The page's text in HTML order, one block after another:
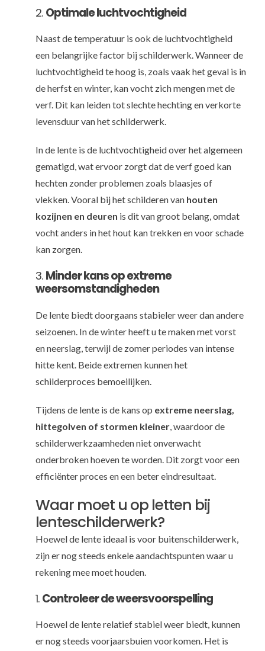
2. Optimale luchtvochtigheid
Naast de temperatuur is ook de luchtvochtigheid
een belangrijke factor bij schilderwerk. Wanneer de
luchtvochtigheid te hoog is, zoals vaak het geval is in
de herfst en winter, kan vocht zich mengen met de
verf. Dit kan leiden tot slechte hechting en verkorte
levensduur van het schilderwerk.
In de lente is de luchtvochtigheid over het algemeen
gematigd, wat ervoor zorgt dat de verf goed kan
hechten zonder problemen zoals blaasjes of
vlekken. Vooral bij het schilderen van houten
kozijnen en deuren is dit van groot belang, omdat
vocht anders in het hout kan trekken en voor schade
kan zorgen.
3. Minder kans op extreme
weersomstandigheden
De lente biedt doorgaans stabieler weer dan andere
seizoenen. In de winter heeft u te maken met vorst
en neerslag, terwijl de zomer periodes van intense
hitte kent. Beide extremen kunnen het
schilderproces bemoeilijken.
Tijdens de lente is de kans op extreme neerslag,
hittegolven of stormen kleiner, waardoor de
schilderwerkzaamheden niet onverwacht
onderbroken hoeven te worden. Dit zorgt voor een
efficiënter proces en een beter eindresultaat.
Waar moet u op letten bij
lenteschilderwerk?
Hoewel de lente ideaal is voor buitenschilderwerk,
zijn er nog steeds enkele aandachtspunten waar u
rekening mee moet houden.
1. Controleer de weersvoorspelling
Hoewel de lente relatief stabiel weer biedt, kunnen
er nog steeds voorjaarsbuien voorkomen. Het is